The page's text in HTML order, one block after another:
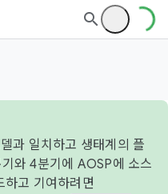
과 일치하고 생태계의 플
와 4분기에 AOSP에 소스
고 기여하려면